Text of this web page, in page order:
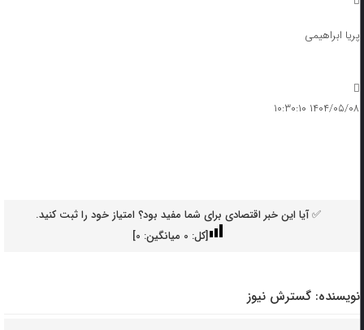
پریا ابراهیمی
۱۴۰۴/۰۵/۰۸ ۱۰:۳۰:۱۰
✅ آیا این خبر اقتصادی برای شما مفید بود؟ امتیاز خود را ثبت کنید.
[کل: 0میانگین: 0
]
نویسنده: گسترش نیوز